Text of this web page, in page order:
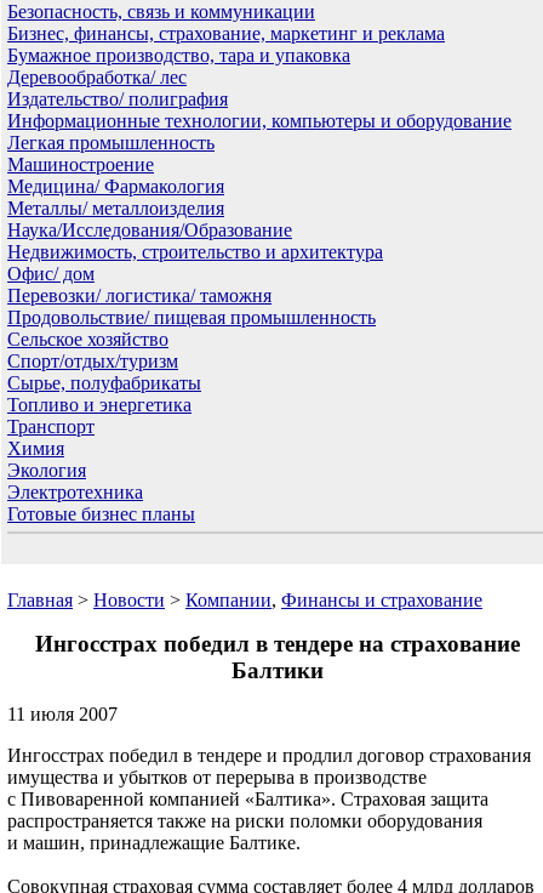
Безопасность, связь и коммуникации
Бизнес, финансы, страхование, маркетинг и реклама
Бумажное производство, тара и упаковка
Деревообработка/ лес
Издательство/ полиграфия
Информационные технологии, компьютеры и оборудование
Легкая промышленность
Машиностроение
Медицина/ Фармакология
Металлы/ металлоизделия
Наука/Исследования/Образование
Недвижимость, строительство и архитектура
Офис/ дом
Перевозки/ логистика/ таможня
Продовольствие/ пищевая промышленность
Сельское хозяйство
Спорт/отдых/туризм
Сырье, полуфабрикаты
Топливо и энергетика
Транспорт
Химия
Экология
Электротехника
Готовые бизнес планы
Главная > Новости > Компании, Финансы и страхование
Ингосстрах победил в тендере на страхование
Балтики
11 июля 2007
Ингосстрах победил в тендере и продлил договор страхования
имущества и убытков от перерыва в производстве
с Пивоваренной компанией «Балтика». Cтраховая защита
распространяется также на риски поломки оборудования
и машин, принадлежащие Балтике.
Совокупная страховая сумма составляет более 4 млрд долларов